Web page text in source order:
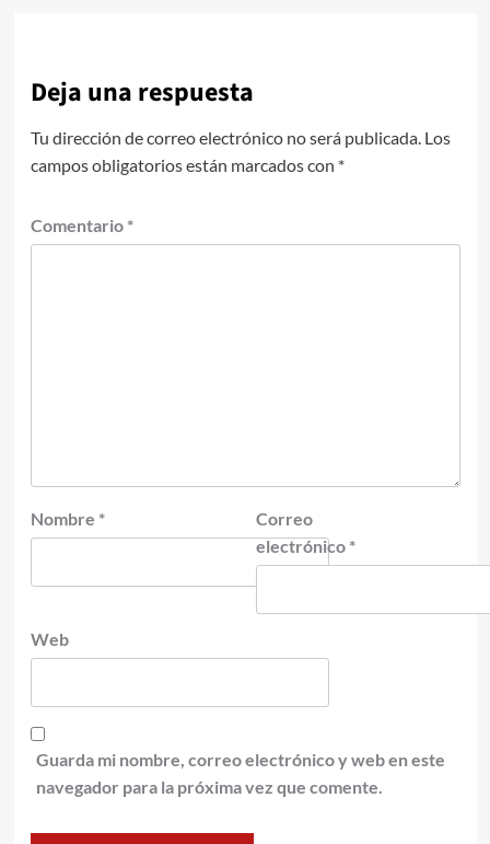
Deja una respuesta
Tu dirección de correo electrónico no será publicada. Los
campos obligatorios están marcados con *
Comentario *
Nombre *
Correo
electrónico *
Web
Guarda mi nombre, correo electrónico y web en este
navegador para la próxima vez que comente.